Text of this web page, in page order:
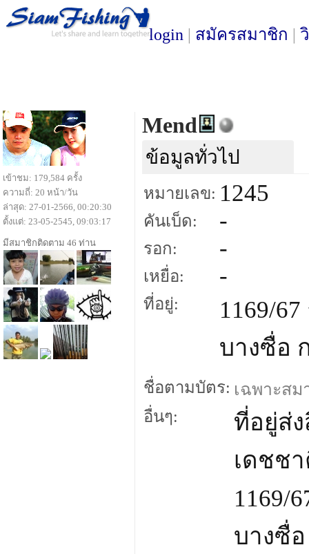
login | สมัครสมาชิก |
Mend
ข้อมูลทั่วไป
หมายเลข: 1245
คันเบ็ด: -
รอก: -
เหยื่อ: -
ที่อยู่:
1169/
บางซื่อ
ชื่อตามบัตร: เฉพาะส
อื่นๆ:
ที่อยู่ส่
เดชช
1169/
บางซื่
เข้าชม: 179,584 ครั้ง
ความถี่: 20 หน้า/วัน
ล่าสุด: 27-01-2566, 00:20:30
ตั้งแต่: 23-05-2545, 09:03:17
มีสมาชิกติดตาม 46 ท่าน